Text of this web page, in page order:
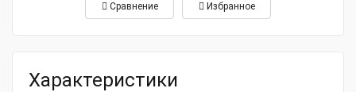
Сравнение Избранное
Характеристики